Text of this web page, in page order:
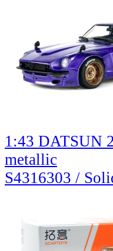
1:43 DATSUN
metallic
S4316303 /